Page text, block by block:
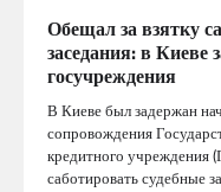
Обещал за взятку
заседания: в Киеве
госучреждения
В Киеве был задержан
сопровождения
кредитного учреждения
саботировать судебные